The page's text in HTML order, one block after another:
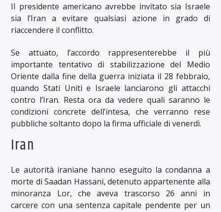
Il presidente americano avrebbe invitato sia Israele
sia l’Iran a evitare qualsiasi azione in grado di
riaccendere il conflitto.
Se attuato, l’accordo rappresenterebbe il più
importante tentativo di stabilizzazione del Medio
Oriente dalla fine della guerra iniziata il 28 febbraio,
quando Stati Uniti e Israele lanciarono gli attacchi
contro l’Iran. Resta ora da vedere quali saranno le
condizioni concrete dell’intesa, che verranno rese
pubbliche soltanto dopo la firma ufficiale di venerdì.
Iran
Le autorità iraniane hanno eseguito la condanna a
morte di Saadan Hassani, detenuto appartenente alla
minoranza Lor, che aveva trascorso 26 anni in
carcere con una sentenza capitale pendente per un